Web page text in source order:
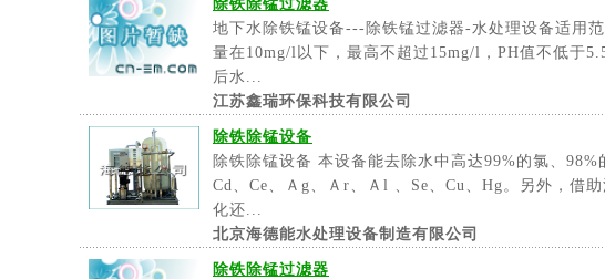
除铁除锰过滤器
地下水除铁锰设备---除铁锰过滤器-水处理设备适
量在10mg/l以下，最高不超过15mg/l，PH值不低于
后水...
江苏鑫瑞环保科技有限公司
除铁除锰设备
除铁除锰设备 本设备能去除水中高达99%的氯、98%
Cd、Ce、Ａg、Ａr、Ａl 、Se、Cu、Hg。另外，借
化还...
北京海德能水处理设备制造有限公司
除铁除锰过滤器